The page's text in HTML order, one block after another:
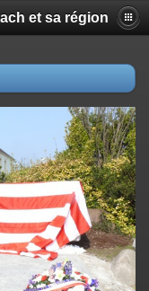
et sa région